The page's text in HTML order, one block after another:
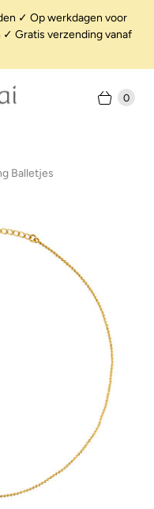
✓ Op werkdagen voor
Gratis verzending vanaf
0
Balletjes